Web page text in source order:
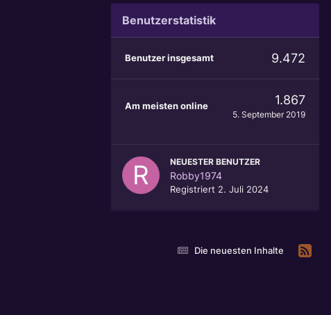
Benutzerstatistik
Benutzer insgesamt 9.472
Am meisten online 1.867
5. September 2019
NEUESTER BENUTZER
Robby1974
Registriert 2. Juli 2024
Die neuesten Inhalte